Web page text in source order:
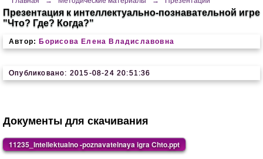
Презентация к интеллектуально-познавательной игре
"Что? Где? Когда?"
Автор: Борисова Елена Владиславовна
Опубликовано: 2015-08-24 20:51:36
Документы для скачивания
11235_Intellektualno -poznavatelnaya igra Chto.ppt